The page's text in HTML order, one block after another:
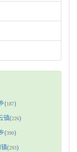
(187)
镇(226)
(390)
(293)